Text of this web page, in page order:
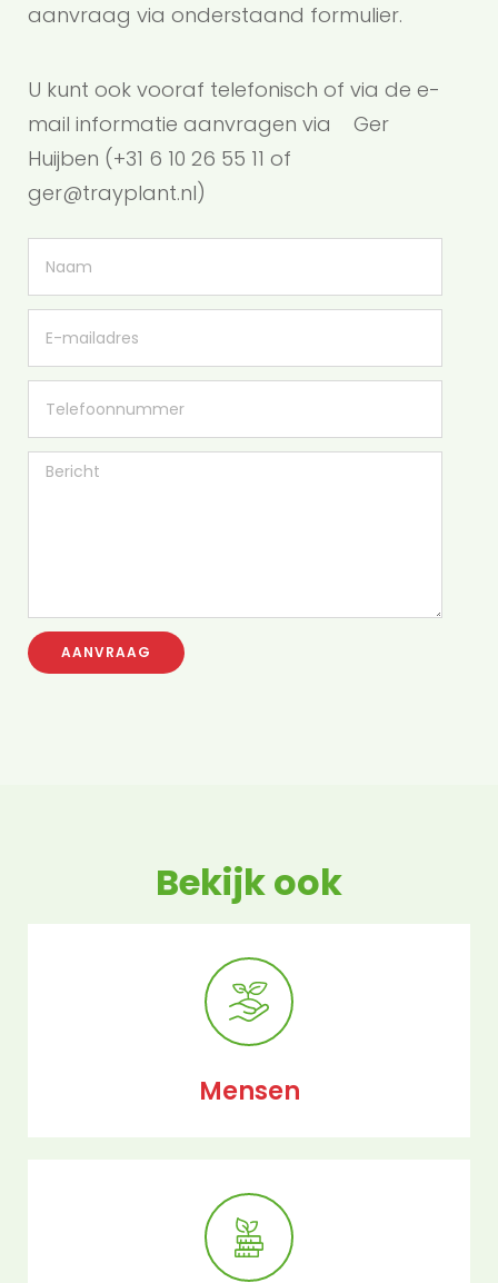
aanvraag via onderstaand formulier.
U kunt ook vooraf telefonisch of via de e-
mail informatie aanvragen via Ger
Huijben (+31 6 10 26 55 11 of
ger@trayplant.nl)
AANVRAAG
Bekijk ook
Mensen